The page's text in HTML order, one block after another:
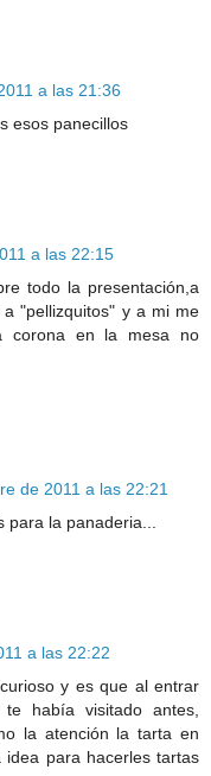
a las 21:36
esos panecillos
a las 22:15
todo la presentación,a
"pellizquitos" y a mi me
corona en la mesa no
de 2011 a las 22:21
para la panaderia...
a las 22:22
y es que al entrar
había visitado antes,
la atención la tarta en
para hacerles tartas